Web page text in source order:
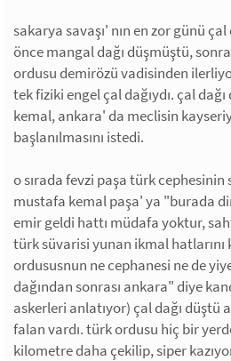
sakarya savaşı' nın en zor günü
önce mangal dağı düşmüştü,
ordusu demirözü vadisinden
tek fiziki engel çal dağıydı. çal
kemal, ankara' da meclisin
başlanılmasını istedi.
o sırada fevzi paşa türk cephesinin
mustafa kemal paşa' ya "burada
emir geldi hattı müdafa yoktur,
türk süvarisi yunan ikmal hatlarını
ordususnun ne cephanesi ne de
dağından sonrası ankara" diye
askerleri anlatıyor) çal dağı düştü
falan vardı. türk ordusu hiç bir
kilometre daha çekilip, siper